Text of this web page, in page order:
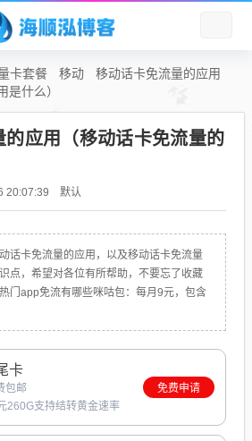
卡套餐 移动
移动话卡免流量的应用
是什么）
应用（移动话卡免流量的
20:07:39 默认
话卡免流量的应用，以及移动话卡免流量
点，希望对各位有所帮助，不要忘了收藏
门app免流有哪些咪咕包：每月9元，包含
卡
包邮
260G支持结转黄金速率
免费申请